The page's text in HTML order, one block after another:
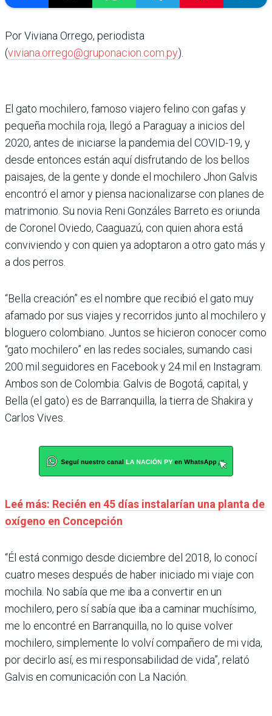
Por Viviana Orrego, periodista
(viviana.orrego@gruponacion.com.py).
El gato mochilero, famoso viajero felino con gafas y
pequeña mochila roja, llegó a Paraguay a inicios del
2020, antes de iniciarse la pandemia del COVID-19, y
desde entonces están aquí disfrutando de los bellos
paisajes, de la gente y donde el mochilero Jhon Galvis
encontró el amor y piensa nacionalizarse con planes de
matrimonio. Su novia Reni Gonzáles Barreto es oriunda
de Coronel Oviedo, Caaguazú, con quien ahora está
conviviendo y con quien ya adoptaron a otro gato más y
a dos perros.
“Bella creación” es el nombre que recibió el gato muy
afamado por sus viajes y recorridos junto al mochilero y
bloguero colombiano. Juntos se hicieron conocer como
“gato mochilero” en las redes sociales, sumando casi
200 mil seguidores en Facebook y 24 mil en Instagram.
Ambos son de Colombia: Galvis de Bogotá, capital, y
Bella (el gato) es de Barranquilla, la tierra de Shakira y
Carlos Vives.
Leé más: Recién en 45 días instalarían una planta de
oxígeno en Concepción
“Él está conmigo desde diciembre del 2018, lo conocí
cuatro meses después de haber iniciado mi viaje con
mochila. No sabía que me iba a convertir en un
mochilero, pero sí sabía que iba a caminar muchísimo,
me lo encontré en Barranquilla, no lo quise volver
mochilero, simplemente lo volví compañero de mi vida,
por decirlo así, es mi responsabilidad de vida”, relató
Galvis en comunicación con La Nación.